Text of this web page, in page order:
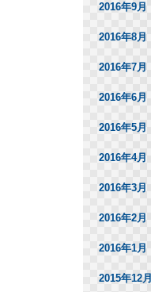
2016年9月
2016年8月
2016年7月
2016年6月
2016年5月
2016年4月
2016年3月
2016年2月
2016年1月
2015年12月